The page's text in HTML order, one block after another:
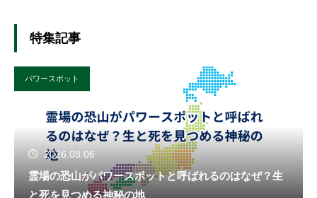
特集記事
パワースポット
2026.08.06
霊場の恐山がパワースポットと呼ばれるのはなぜ？生
と死を見つめる神秘の地